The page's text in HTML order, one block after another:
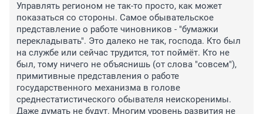
Управлять регионом не так-то просто, как может
показаться со стороны. Самое обывательское
представление о работе чиновников - "бумажки
перекладывать". Это далеко не так, господа. Кто был
на службе или сейчас трудится, тот поймёт. Кто не
был, тому ничего не объяснишь (от слова "совсем"),
примитивные представления о работе
государственного механизма в голове
среднестатистического обывателя неискоренимы.
Даже думать не будут. Многим уровень развития не